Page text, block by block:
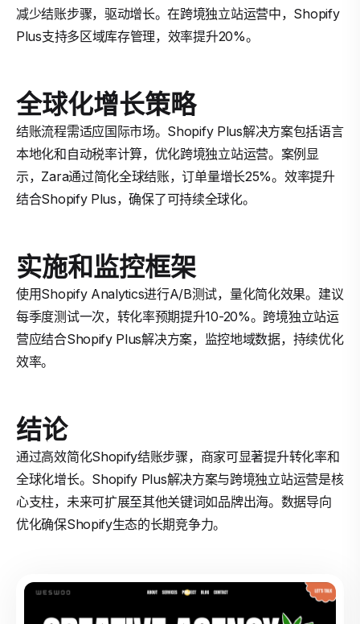
减少结账步骤，驱动增长。在跨境独立站运营中，Shopify
Plus支持多区域库存管理，效率提升20%。
全球化增长策略
结账流程需适应国际市场。Shopify Plus解决方案包括语言
本地化和自动税率计算，优化跨境独立站运营。案例显
示，Zara通过简化全球结账，订单量增长25%。效率提升
结合Shopify Plus，确保了可持续全球化。
实施和监控框架
使用Shopify Analytics进行A/B测试，量化简化效果。建议
每季度测试一次，转化率预期提升10-20%。跨境独立站运
营应结合Shopify Plus解决方案，监控地域数据，持续优化
效率。
结论
通过高效简化Shopify结账步骤，商家可显著提升转化率和
全球化增长。Shopify Plus解决方案与跨境独立站运营是核
心支柱，未来可扩展至其他关键词如品牌出海。数据导向
优化确保Shopify生态的长期竞争力。